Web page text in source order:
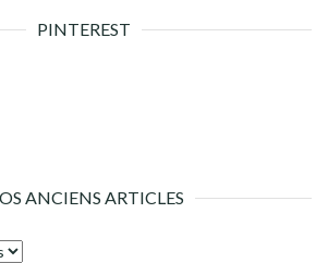
PINTEREST
ANCIENS ARTICLES